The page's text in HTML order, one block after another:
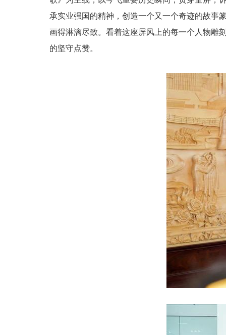
承实业强国的精神，创造一个又一个奇迹的故事
画得淋漓尽致。看着这座屏风上的每一个人物雕
的坚守点赞。